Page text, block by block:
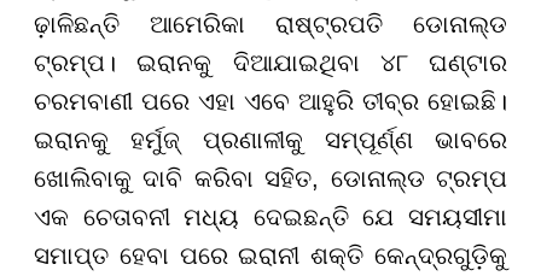
ଢ଼ାଳିଛନ୍ତି ଆମେରିକା ରାଷ୍ଟ୍ରପତି ଡୋନାଲ୍ଡ
ଟ୍ରମ୍ପ। ଇରାନକୁ ଦିଆଯାଇଥିବା ୪୮ ଘଣ୍ଟାର
ଚରମବାଣୀ ପରେ ଏହା ଏବେ ଆହୁରି ତୀବ୍ର ହୋଇଛି।
ଇରାନକୁ ହର୍ମୁଜ୍ ପ୍ରଣାଳୀକୁ ସମ୍ପୂର୍ଣ୍ଣ ଭାବରେ
ଖୋଲିବାକୁ ଦାବି କରିବା ସହିତ, ଡୋନାଲ୍ଡ ଟ୍ରମ୍ପ
ଏକ ଚେତାବନୀ ମଧ୍ୟ ଦେଇଛନ୍ତି ଯେ ସମୟସୀମା
ସମାପ୍ତ ହେବା ପରେ ଇରାନୀ ଶକ୍ତି କେନ୍ଦ୍ରଗୁଡ଼ିକୁ